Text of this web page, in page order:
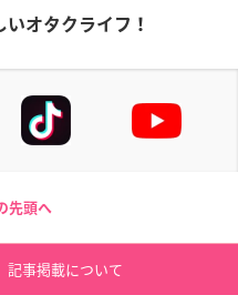
オタクライフ！
先頭へ
記事掲載について